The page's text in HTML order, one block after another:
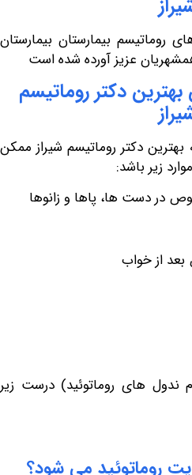
بیمارستان بیمارستان
عزیز آورده شده است
دکتر روماتیسم
دکتر روماتیسم شیراز ممکن
باشد:
ها، پاها و زانوها
روماتوئید) درست زیر
می شود؟